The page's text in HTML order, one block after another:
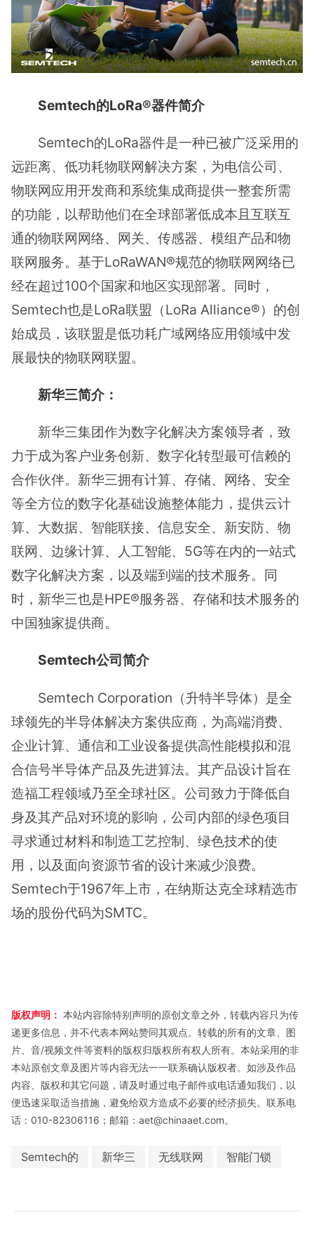
Semtech的LoRa®器件简介
Semtech的LoRa器件是一种已被广泛采用的
远距离、低功耗物联网解决方案，为电信公司、
物联网应用开发商和系统集成商提供一整套所需
的功能，以帮助他们在全球部署低成本且互联互
通的物联网网络、网关、传感器、模组产品和物
联网服务。基于LoRaWAN®规范的物联网网络已
经在超过100个国家和地区实现部署。同时，
Semtech也是LoRa联盟（LoRa Alliance®）的创
始成员，该联盟是低功耗广域网络应用领域中发
展最快的物联网联盟。
新华三简介：
新华三集团作为数字化解决方案领导者，致
力于成为客户业务创新、数字化转型最可信赖的
合作伙伴。新华三拥有计算、存储、网络、安全
等全方位的数字化基础设施整体能力，提供云计
算、大数据、智能联接、信息安全、新安防、物
联网、边缘计算、人工智能、5G等在内的一站式
数字化解决方案，以及端到端的技术服务。同
时，新华三也是HPE®服务器、存储和技术服务的
中国独家提供商。
Semtech公司简介
Semtech Corporation（升特半导体）是全
球领先的半导体解决方案供应商，为高端消费、
企业计算、通信和工业设备提供高性能模拟和混
合信号半导体产品及先进算法。其产品设计旨在
造福工程领域乃至全球社区。公司致力于降低自
身及其产品对环境的影响，公司内部的绿色项目
寻求通过材料和制造工艺控制、绿色技术的使
用，以及面向资源节省的设计来减少浪费。
Semtech于1967年上市，在纳斯达克全球精选市
场的股份代码为SMTC。
版权声明： 本站内容除特别声明的原创文章之外，转载内容只为传
递更多信息，并不代表本网站赞同其观点。转载的所有的文章、图
片、音/视频文件等资料的版权归版权所有权人所有。本站采用的非
本站原创文章及图片等内容无法一一联系确认版权者。如涉及作品
内容、版权和其它问题，请及时通过电子邮件或电话通知我们，以
便迅速采取适当措施，避免给双方造成不必要的经济损失。联系电
话：010-82306116；邮箱：aet@chinaaet.com。
Semtech的 新华三 无线联网 智能门锁